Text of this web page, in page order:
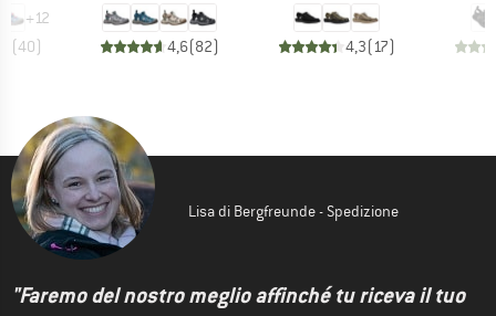
+12
(40) 4,6(82) 4,3(17)
Lisa di Bergfreunde - Spedizione
"Faremo del nostro meglio affinché tu riceva il tuo